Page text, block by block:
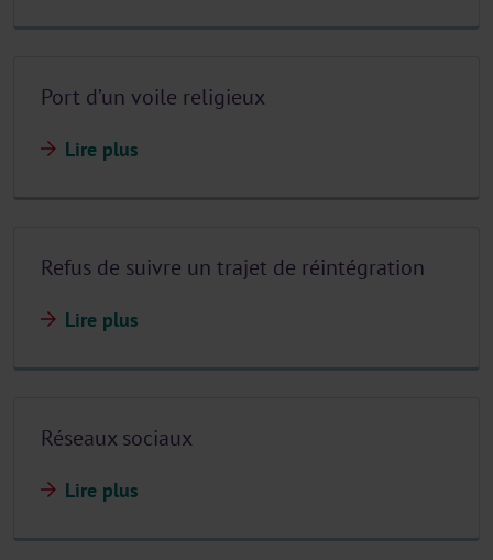
Port d’un voile religieux
Lire plus
Refus de suivre un trajet de réintégration
Lire plus
Réseaux sociaux
Lire plus